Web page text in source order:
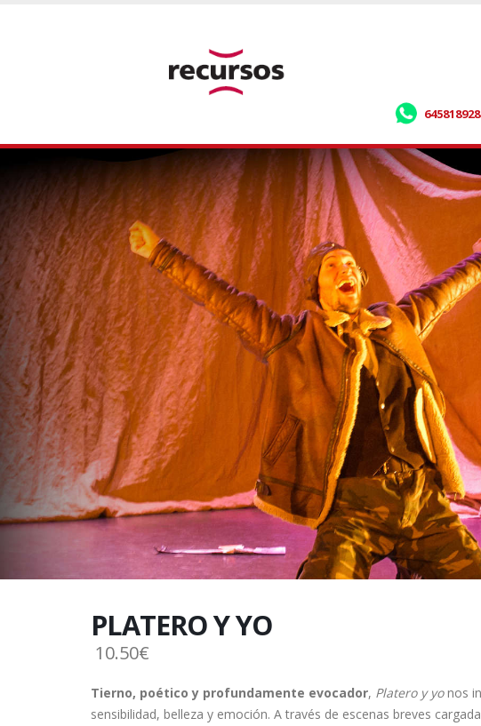
645818928
PLATERO Y YO
10.50€
Tierno, poético y profundamente evocador, Platero y yonos
sensibilidad, belleza y emoción. A través de escenas breves